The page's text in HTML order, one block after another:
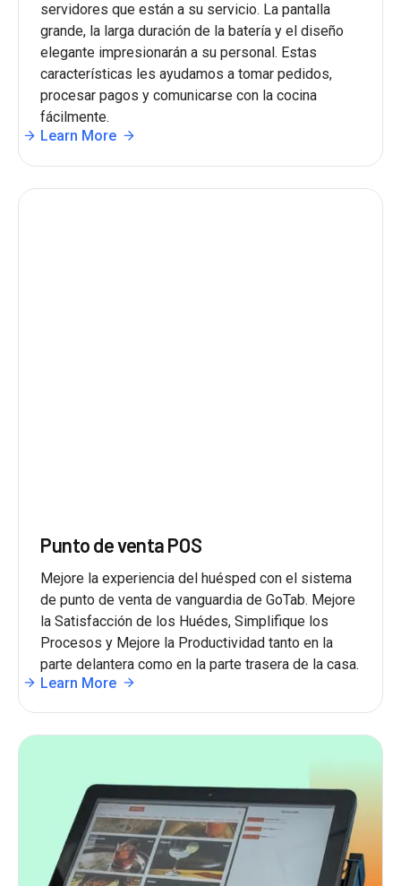
servidores que están a su servicio. La pantalla
grande, la larga duración de la batería y el diseño
elegante impresionarán a su personal. Estas
características les ayudamos a tomar pedidos,
procesar pagos y comunicarse con la cocina
fácilmente.
Learn More
Punto de venta POS
Mejore la experiencia del huésped con el sistema
de punto de venta de vanguardia de GoTab. Mejore
la Satisfacción de los Huédes, Simplifique los
Procesos y Mejore la Productividad tanto en la
parte delantera como en la parte trasera de la casa.
Learn More